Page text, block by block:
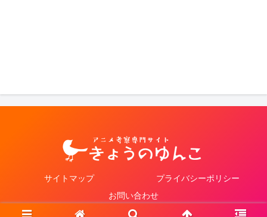
サイトマップ
プライバシーポリシー
お問い合わせ